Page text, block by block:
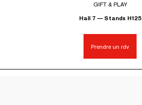
GIFT & PLAY
Hall 7 — Stands H125
Prendre un rdv